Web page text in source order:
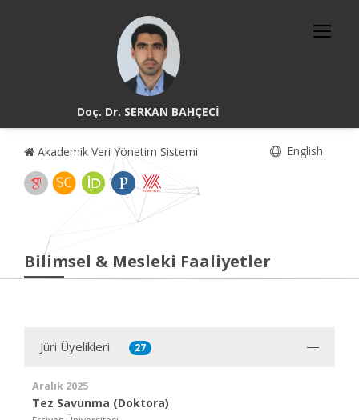
Doç. Dr. SERKAN BAHÇECİ
Akademik Veri Yönetim Sistemi English
Bilimsel & Mesleki Faaliyetler
Jüri Üyelikleri 27
Aralık 2025
Tez Savunma (Doktora)